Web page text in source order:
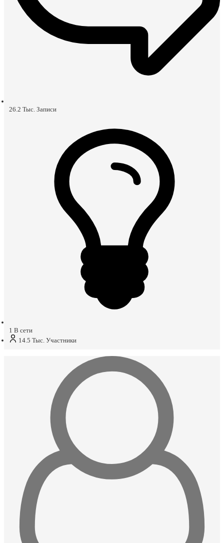
26.2 Тыс. Записи
1 В сети
14.5 Тыс. Участники